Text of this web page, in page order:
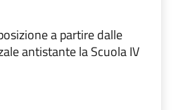
a partire dalle
antistante la Scuola IV